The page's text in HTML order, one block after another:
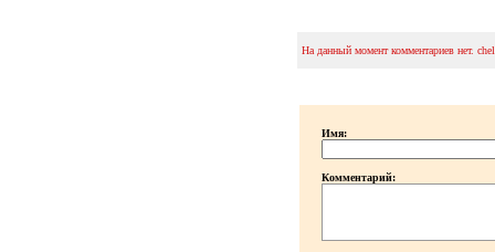
На данный момент комментариев нет.
Имя:
Комментарий: